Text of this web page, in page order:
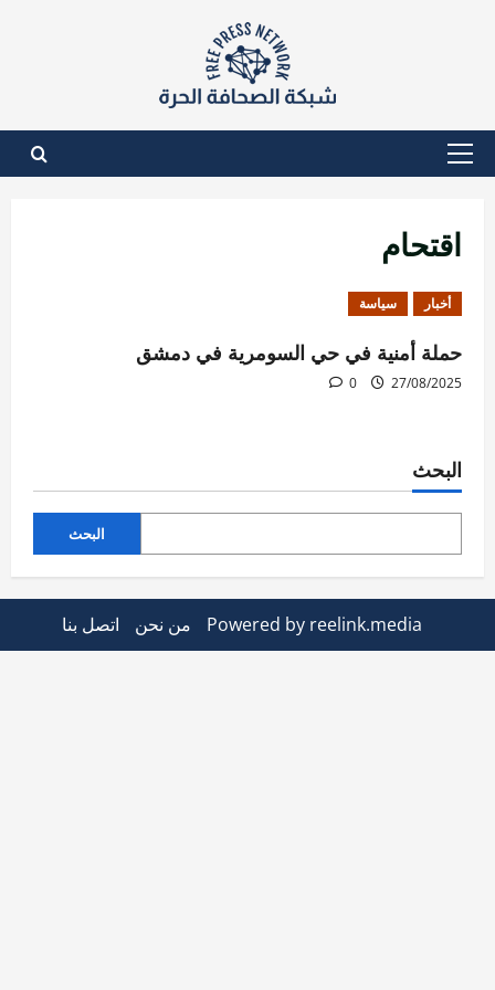
القائمة
اقتحام
أخبار سياسة
حملة أمنية في حي السومرية في دمشق
27/08/2025
0
البحث
البحث
Powered by reelink.media من نحن اتصل بنا